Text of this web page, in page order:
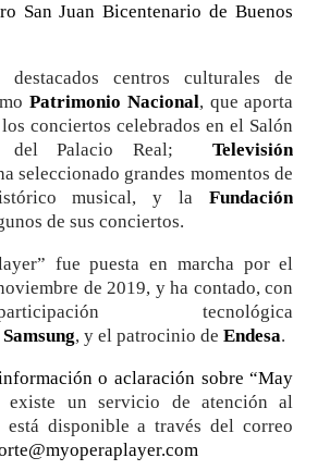
San Juan Bicentenario de Buenos
centros culturales de
Patrimonio Nacional, que aporta
conciertos celebrados en el Salón
del Palacio Real;Televisión
seleccionado grandes momentos de
musical, y laFundación
de sus conciertos.
fue puesta en marcha por el
de 2019, y ha contado, con
tecnológica
Samsung, y el patrocinio de Endesa.
o aclaración sobre“May
existe un servicio de atención al
está disponible a través del correo